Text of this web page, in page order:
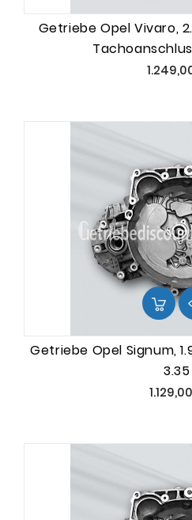
Getriebe Opel Vivaro,
Getriebe Opel Signum,
3.35